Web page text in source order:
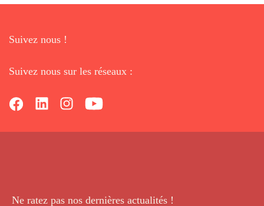
Suivez nous !
Suivez nous sur les réseaux :
Ne ratez pas nos dernières actualités !